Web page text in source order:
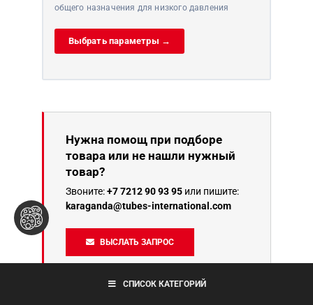
общего назначения для низкого давления
Выбрать параметры →
Нужна помощ при подборе
товара или не нашли нужный
товар?
Звоните:+7 7212 90 93 95 или пишите:
karaganda@tubes-international.com
ВЫСЛАТЬ ЗАПРОС
СПИСОК КАТЕГОРИЙ